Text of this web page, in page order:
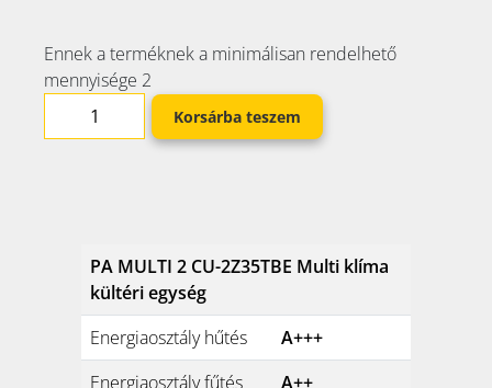
Ennek a terméknek a minimálisan rendelhető
mennyisége 2
Korsárba teszem
PA MULTI 2 CU-2Z35TBE Multi klíma
kültéri egység
Energiaosztály hűtés
A+++
Energiaosztály fűtés
A++